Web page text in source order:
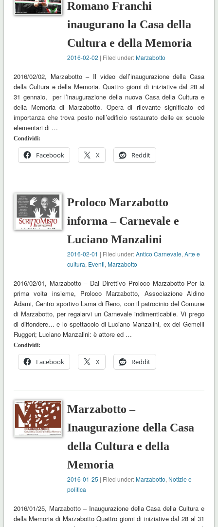
Romano Franchi
inaugurano la Casa della
Cultura e della Memoria
2016-02-02 | Filed under:Marzabotto
2016/02/02, Marzabotto – Il video dell’inaugurazione della Casa
della Cultura e della Memoria. Quattro giorni di iniziative dal 28 al
31 gennaio, per l’inaugurazione della nuova Casa della Cultura e
della Memoria di Marzabotto. Opera di rilevante significato ed
importanza che trova posto nell’edificio restaurato delle ex scuole
elementari di …
Condividi:
Facebook X Reddit
Proloco Marzabotto
informa – Carnevale e
Luciano Manzalini
2016-02-01 | Filed under:Antico Carnevale,Arte e
cultura, Eventi,Marzabotto
2016/02/01, Marzabotto – Dal Direttivo Proloco Marzabotto Per la
prima volta insieme, Proloco Marzabotto, Associazione Aldino
Adami, Centro sportivo Lama di Reno, con il patrocinio del Comune
di Marzabotto, per regalarvi un Carnevale indimenticabile. Vi prego
di diffondere… e lo spettacolo di Luciano Manzalini, ex dei Gemelli
Ruggeri; Luciano Manzalini: è attore ed …
Condividi:
Facebook X Reddit
Marzabotto –
Inaugurazione della Casa
della Cultura e della
Memoria
2016-01-25 | Filed under:Marzabotto, Notizie e
politica
2016/01/25, Marzabotto – Inaugurazione della Casa della Cultura e
della Memoria di Marzabotto Quattro giorni di iniziative dal 28 al 31